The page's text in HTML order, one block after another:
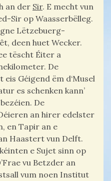
an der Sir. E mecht vun
Sir op Waasserbëlleg.
Lëtzebuerg-
deen huet Wecker.
tëscht Éiter a
De
Géigend ëm d‘Musel
es schenken kann’
De
an hirer edelster
en Tapir an e
Haastert vun Delft.
e Sujet sinn op
vu Betzder an
vum noen Institut